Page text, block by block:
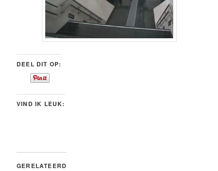
DEEL DIT OP:
VIND IK LEUK:
GERELATEERD